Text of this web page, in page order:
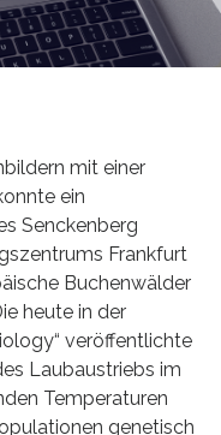
mit einer
ein
Senckenberg
Frankfurt
Buchenwälder
heute in der
veröffentlichte
Laubaustriebs im
Temperaturen
genetisch